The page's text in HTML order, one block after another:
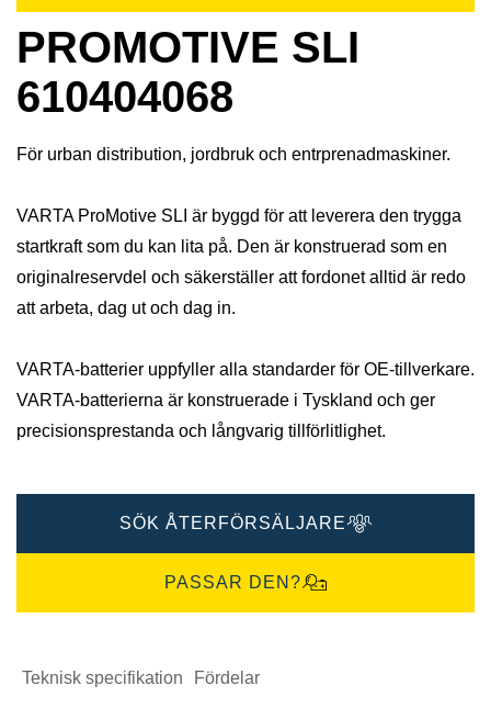
PROMOTIVE SLI
610404068
För urban distribution, jordbruk och entrprenadmaskiner.
VARTA ProMotive SLI är byggd för att leverera den trygga
startkraft som du kan lita på. Den är konstruerad som en
originalreservdel och säkerställer att fordonet alltid är redo
att arbeta, dag ut och dag in.
VARTA-batterier uppfyller alla standarder för OE-tillverkare.
VARTA-batterierna är konstruerade i Tyskland och ger
precisionsprestanda och långvarig tillförlitlighet.
SÖK ÅTERFÖRSÄLJARE
PASSAR DEN?
Teknisk specifikation Fördelar